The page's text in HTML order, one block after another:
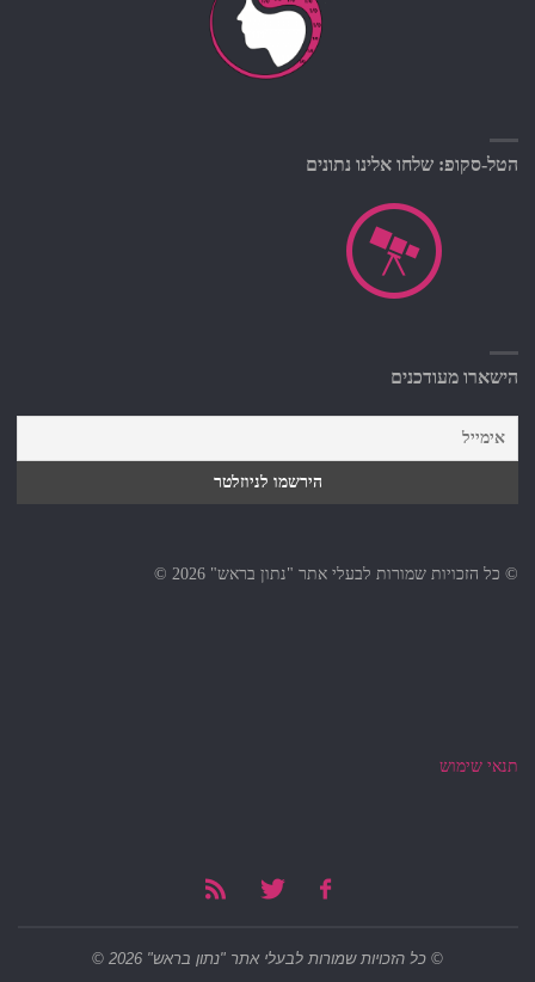
הטל-סקופ: שלחו אלינו נתונים
הישארו מעודכנים
© כל הזכויות שמורות לבעלי אתר "נתון בראש" 2026 ©
תנאי שימוש
© כל הזכויות שמורות לבעלי אתר "נתון בראש" 2026 ©